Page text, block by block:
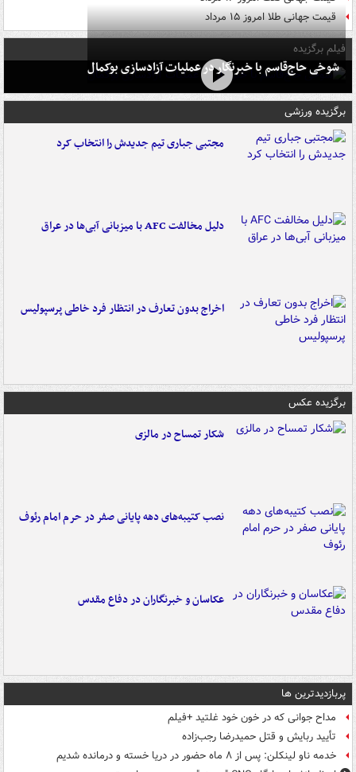
قیمت جهانی طلا امروز ۱۵ مرداد
فیلم برگزیده
شوخی حاج‌قاسم با خبرنگار در عملیات آزادسازی بوکمال
برگزیده ورزشی
مجتبی جباری تیم جدیدش را انتخاب کرد
دلیل مخالفت AFC با میزبانی آبی‌ها در عراق
اخراج بدون تعارف در انتظار فرد خاطی پرسپولیس
برگزیده عکس
شکار تمساح در مالزی
نصب کتیبه‌های دهه پایانی صفر در حرم امام رئوف
عکاسان و خبرنگاران در دفاع مقدس
پربازدیدترین ها
مداح جوانی که در خون خود غلتید +فیلم
تأیید ربایش و قتل حمیدرضا رجب‌زاده
خدمه ناو لینکلن: پس از ۸ ماه حضور در دریا خسته و درمانده‌ شدیم